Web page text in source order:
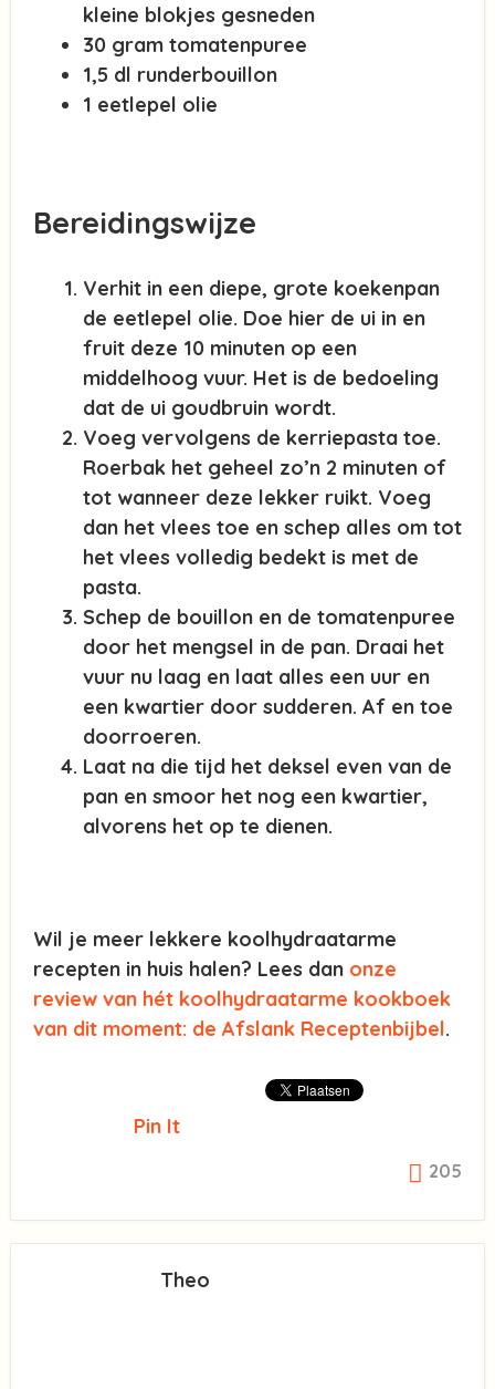
kleine blokjes gesneden
30 gram tomatenpuree
1,5 dl runderbouillon
1 eetlepel olie
Bereidingswijze
Verhit in een diepe, grote koekenpan
de eetlepel olie. Doe hier de ui in en
fruit deze 10 minuten op een
middelhoog vuur. Het is de bedoeling
dat de ui goudbruin wordt.
Voeg vervolgens de kerriepasta toe.
Roerbak het geheel zo’n 2 minuten of
tot wanneer deze lekker ruikt. Voeg
dan het vlees toe en schep alles om tot
het vlees volledig bedekt is met de
pasta.
Schep de bouillon en de tomatenpuree
door het mengsel in de pan. Draai het
vuur nu laag en laat alles een uur en
een kwartier door sudderen. Af en toe
doorroeren.
Laat na die tijd het deksel even van de
pan en smoor het nog een kwartier,
alvorens het op te dienen.
Wil je meer lekkere koolhydraatarme
recepten in huis halen? Lees dan onze
review van hét koolhydraatarme kookboek
van dit moment: de Afslank Receptenbijbel.
Pin It
205
Theo